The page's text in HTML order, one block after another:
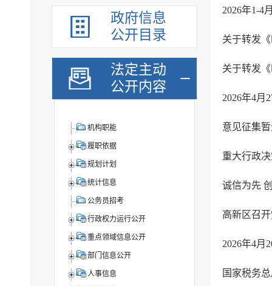
政府信息
公开目录
法定主动
公开内容
机构职能
履职依据
规划计划
统计信息
公务员招考
行政权力运行公开
重点领域信息公开
部门信息公开
人事信息
2026年1-4
2026年4月
意见征集
重大行政
高新区召
2026年4月
国家税务